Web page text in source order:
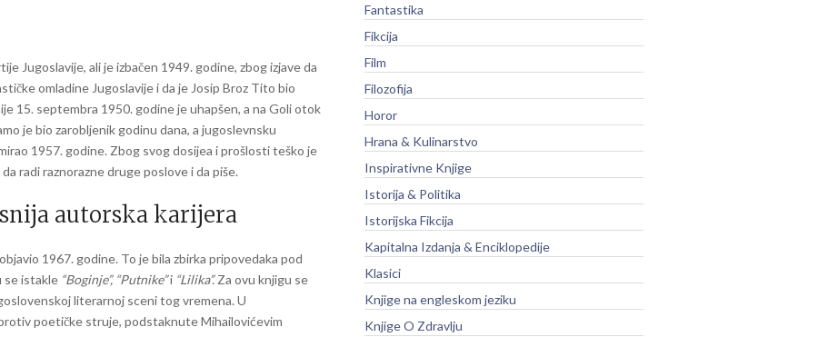
Jugoslavije, ali je izbačen 1949. godine, zbog izjave da
omladine Jugoslavije i da je Josip Broz Tito bio
15. septembra 1950. godine je uhapšen, a na Goli otok
je bio zarobljenik godinu dana, a jugoslevnsku
1957. godine. Zbog svog dosijea i prošlosti teško je
radi raznorazne druge poslove i da piše.
autorska karijera
1967. godine. To je bila zbirka pripovedaka pod
se istakle “Boginje”, “Putnike”i “Lilika”.Za ovu knjigu se
literarnoj sceni tog vremena. U
poetičke struje, podstaknute Mihailovićevim
Fantastika
Fikcija
Film
Filozofija
Horor
Hrana & Kulinarstvo
Inspirativne Knjige
Istorija & Politika
Istorijska Fikcija
Kapitalna Izdanja & Enciklopedije
Klasici
Knjige na engleskom jeziku
Knjige O Zdravlju